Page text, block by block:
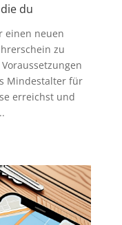
du
einen neuen
zu
Mindestalter für
erreichst und